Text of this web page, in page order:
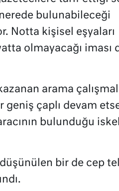
nerede bulunabileceği
Notta kişisel eşyaları
olmayacağı iması
arama
geniş çaplı devam
bulunduğu
bir de cep